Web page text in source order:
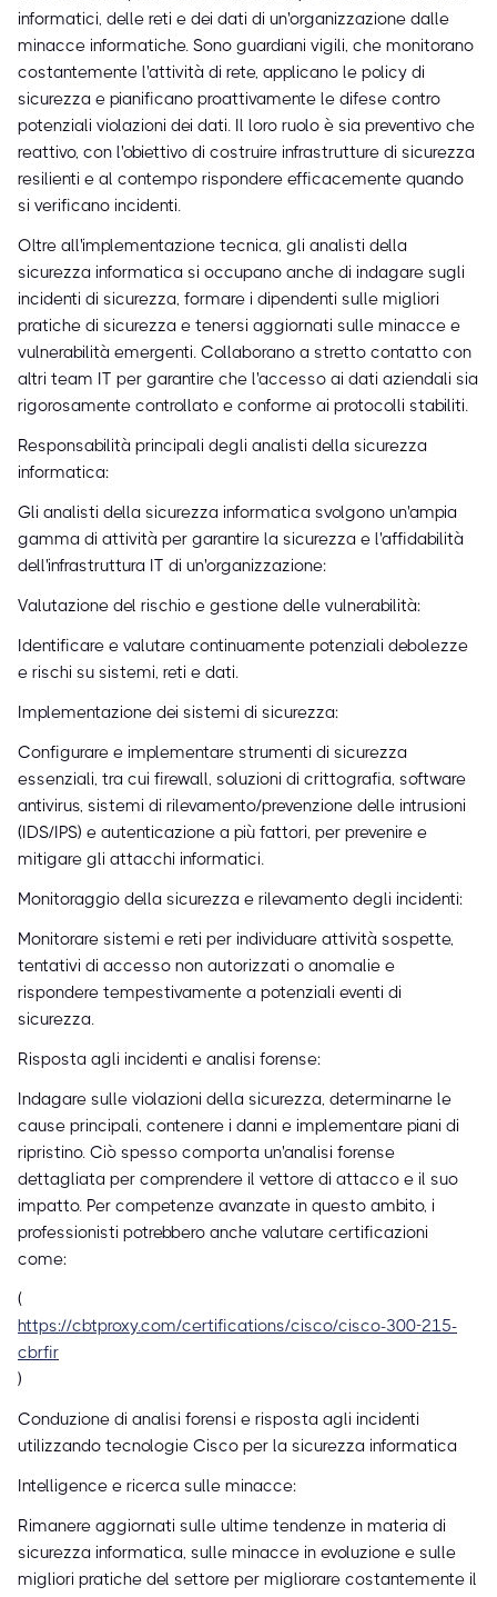
informatici, delle reti e dei dati di un'organizzazione dalle
minacce informatiche. Sono guardiani vigili, che monitorano
costantemente l'attività di rete, applicano le policy di
sicurezza e pianificano proattivamente le difese contro
potenziali violazioni dei dati. Il loro ruolo è sia preventivo che
reattivo, con l'obiettivo di costruire infrastrutture di sicurezza
resilienti e al contempo rispondere efficacemente quando
si verificano incidenti.
Oltre all'implementazione tecnica, gli analisti della
sicurezza informatica si occupano anche di indagare sugli
incidenti di sicurezza, formare i dipendenti sulle migliori
pratiche di sicurezza e tenersi aggiornati sulle minacce e
vulnerabilità emergenti. Collaborano a stretto contatto con
altri team IT per garantire che l'accesso ai dati aziendali sia
rigorosamente controllato e conforme ai protocolli stabiliti.
Responsabilità principali degli analisti della sicurezza
informatica:
Gli analisti della sicurezza informatica svolgono un'ampia
gamma di attività per garantire la sicurezza e l'affidabilità
dell'infrastruttura IT di un'organizzazione:
Valutazione del rischio e gestione delle vulnerabilità:
Identificare e valutare continuamente potenziali debolezze
e rischi su sistemi, reti e dati.
Implementazione dei sistemi di sicurezza:
Configurare e implementare strumenti di sicurezza
essenziali, tra cui firewall, soluzioni di crittografia, software
antivirus, sistemi di rilevamento/prevenzione delle intrusioni
(IDS/IPS) e autenticazione a più fattori, per prevenire e
mitigare gli attacchi informatici.
Monitoraggio della sicurezza e rilevamento degli incidenti:
Monitorare sistemi e reti per individuare attività sospette,
tentativi di accesso non autorizzati o anomalie e
rispondere tempestivamente a potenziali eventi di
sicurezza.
Risposta agli incidenti e analisi forense:
Indagare sulle violazioni della sicurezza, determinarne le
cause principali, contenere i danni e implementare piani di
ripristino. Ciò spesso comporta un'analisi forense
dettagliata per comprendere il vettore di attacco e il suo
impatto. Per competenze avanzate in questo ambito, i
professionisti potrebbero anche valutare certificazioni
come:
(
https://cbtproxy.com/certifications/cisco/cisco-300-215-
cbrfir
)
Conduzione di analisi forensi e risposta agli incidenti
utilizzando tecnologie Cisco per la sicurezza informatica
Intelligence e ricerca sulle minacce:
Rimanere aggiornati sulle ultime tendenze in materia di
sicurezza informatica, sulle minacce in evoluzione e sulle
migliori pratiche del settore per migliorare costantemente il